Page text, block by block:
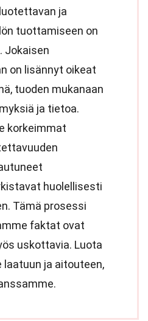
ja
tuottamiseen on
Jokaisen
on lisännyt oikeat
tuoden mukanaan
ja tietoa.
korkeimmat
huolellisesti
Tämä prosessi
faktat ovat
uskottavia. Luota
ja aitouteen,